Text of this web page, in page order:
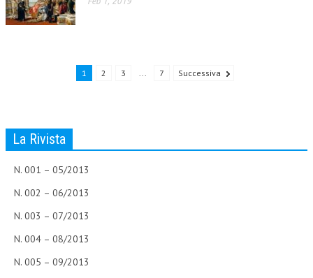
SVILUPPO SOSTENIBILE
L’UMANISTA
DIRITTO DEL LAVORO
DIRITTO DEL WEB
DIRITTO DELLE IMPRESE IN CRISI
CRIMINOLOGIA E CRIMINALISTICA
SICUREZZA SUL LAVORO
1 2 3 ... 7 Successiva
La Rivista
N. 001 – 05/2013
N. 002 – 06/2013
N. 003 – 07/2013
N. 004 – 08/2013
N. 005 – 09/2013